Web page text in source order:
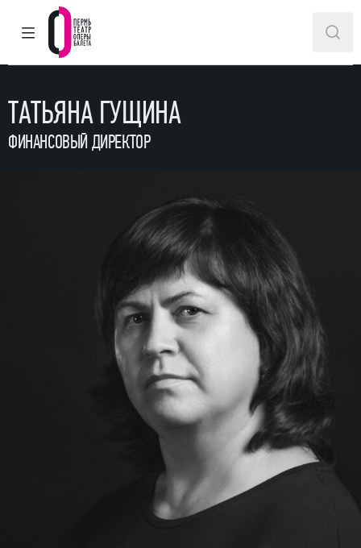
ГЛАВНОЕ МЕНЮ
Пермский театр оперы и балета
ТАТЬЯНА ГУЩИНА
ФИНАНСОВЫЙ ДИРЕКТОР